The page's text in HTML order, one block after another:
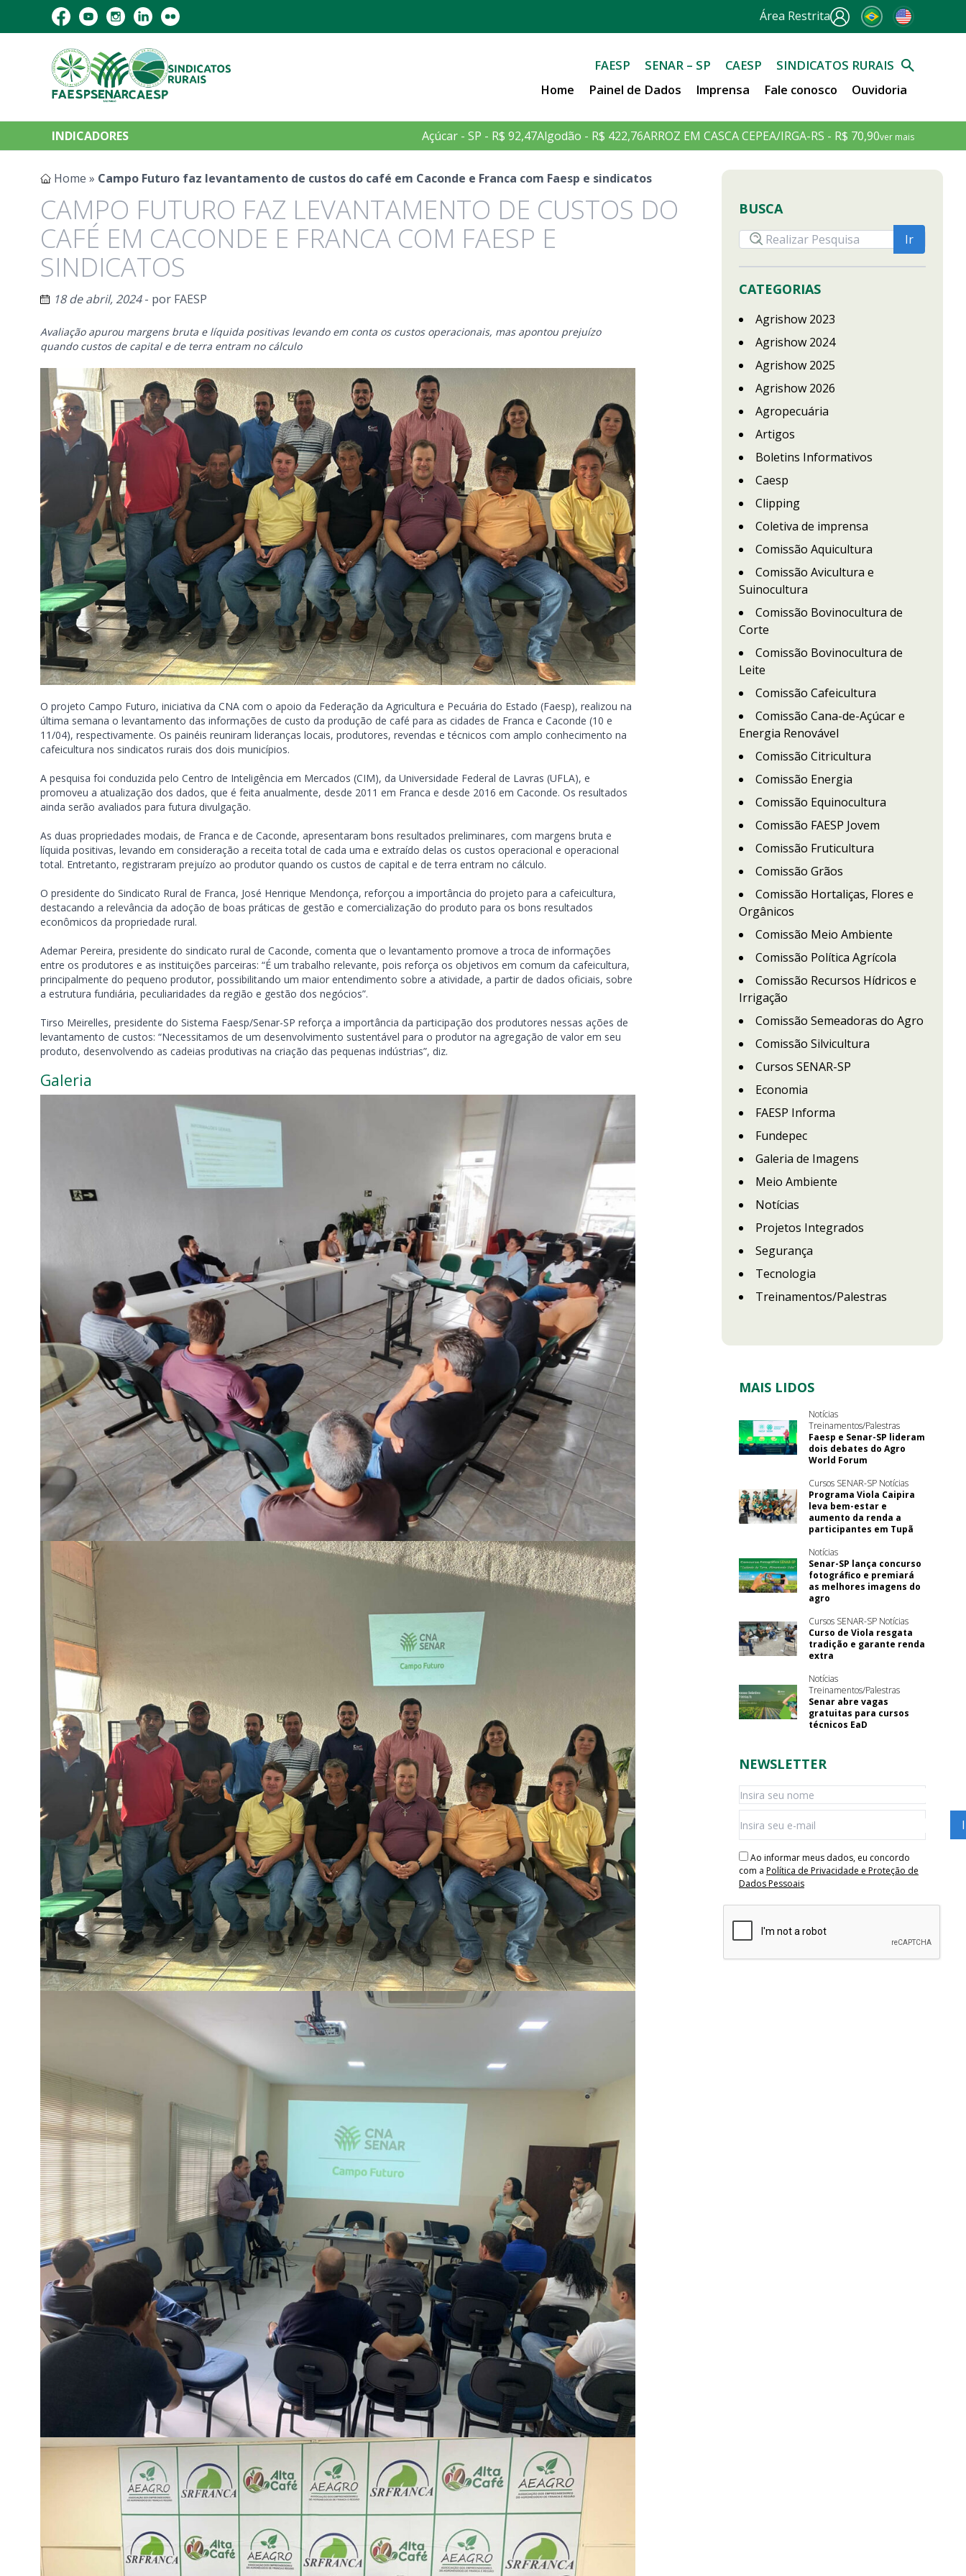
Área Restrita
FAESP SENAR – SP CAESP
SINDICATOS RURAIS
Home
Painel de Dados Imprensa Fale conosco Ouvidoria
INDICADORES Açúcar - SP - R$ 92,47Algodão - R$ 422,76ARROZ EM CASCA CEPEA/IRGA-RS - R$ 70,90ver mais
Home » Campo Futuro faz levantamento de custos do café em Caconde e Franca com Faesp e sindicatos
CAMPO FUTURO FAZ LEVANTAMENTO DE CUSTOS DO
CAFÉ EM CACONDE E FRANCA COM FAESP E
SINDICATOS
18 de abril, 2024- por FAESP
Avaliação apurou margens bruta e líquida positivas levando em conta os custos operacionais, mas apontou prejuízo
quando custos de capital e de terra entram no cálculo
O projeto Campo Futuro, iniciativa da CNA com o apoio da Federação da Agricultura e Pecuária do Estado (Faesp), realizou na
última semana o levantamento das informações de custo da produção de café para as cidades de Franca e Caconde (10 e
11/04), respectivamente. Os painéis reuniram lideranças locais, produtores, revendas e técnicos com amplo conhecimento na
cafeicultura nos sindicatos rurais dos dois municípios.
A pesquisa foi conduzida pelo Centro de Inteligência em Mercados (CIM), da Universidade Federal de Lavras (UFLA), e
promoveu a atualização dos dados, que é feita anualmente, desde 2011 em Franca e desde 2016 em Caconde. Os resultados
ainda serão avaliados para futura divulgação.
As duas propriedades modais, de Franca e de Caconde, apresentaram bons resultados preliminares, com margens bruta e
líquida positivas, levando em consideração a receita total de cada uma e extraído delas os custos operacional e operacional
total. Entretanto, registraram prejuízo ao produtor quando os custos de capital e de terra entram no cálculo.
O presidente do Sindicato Rural de Franca, José Henrique Mendonça, reforçou a importância do projeto para a cafeicultura,
destacando a relevância da adoção de boas práticas de gestão e comercialização do produto para os bons resultados
econômicos da propriedade rural.
Ademar Pereira, presidente do sindicato rural de Caconde, comenta que o levantamento promove a troca de informações
entre os produtores e as instituições parceiras: “É um trabalho relevante, pois reforça os objetivos em comum da cafeicultura,
principalmente do pequeno produtor, possibilitando um maior entendimento sobre a atividade, a partir de dados oficiais, sobre
a estrutura fundiária, peculiaridades da região e gestão dos negócios”.
Tirso Meirelles, presidente do Sistema Faesp/Senar-SP reforça a importância da participação dos produtores nessas ações de
levantamento de custos: “Necessitamos de um desenvolvimento sustentável para o produtor na agregação de valor em seu
produto, desenvolvendo as cadeias produtivas na criação das pequenas indústrias”, diz.
Galeria
BUSCA
CATEGORIAS
Agrishow 2023
Agrishow 2024
Agrishow 2025
Agrishow 2026
Agropecuária
Artigos
Boletins Informativos
Caesp
Clipping
Coletiva de imprensa
Comissão Aquicultura
Comissão Avicultura e
Suinocultura
Comissão Bovinocultura de
Corte
Comissão Bovinocultura de
Leite
Comissão Cafeicultura
Comissão Cana-de-Açúcar e
Energia Renovável
Comissão Citricultura
Comissão Energia
Comissão Equinocultura
Comissão FAESP Jovem
Comissão Fruticultura
Comissão Grãos
Comissão Hortaliças, Flores e
Orgânicos
Comissão Meio Ambiente
Comissão Política Agrícola
Comissão Recursos Hídricos e
Irrigação
Comissão Semeadoras do Agro
Comissão Silvicultura
Cursos SENAR-SP
Economia
FAESP Informa
Fundepec
Galeria de Imagens
Meio Ambiente
Notícias
Projetos Integrados
Segurança
Tecnologia
Treinamentos/Palestras
MAIS LIDOS
Notícias
Treinamentos/Palestras
Faesp e Senar-SP lideram
dois debates do Agro
World Forum
Cursos SENAR-SP Notícias
Programa Viola Caipira
leva bem-estar e
aumento da renda a
participantes em Tupã
Notícias
Senar-SP lança concurso
fotográfico e premiará
as melhores imagens do
agro
Cursos SENAR-SP Notícias
Curso de Viola resgata
tradição e garante renda
extra
Notícias
Treinamentos/Palestras
Senar abre vagas
gratuitas para cursos
técnicos EaD
NEWSLETTER
Ao informar meus dados, eu concordo
com a Política de Privacidade e Proteção de
Dados Pessoais